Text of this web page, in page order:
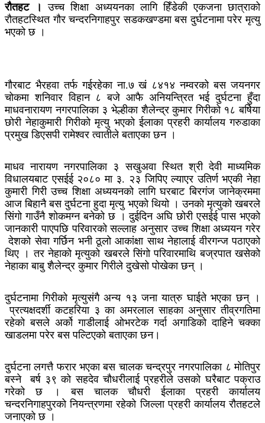
रौतहट । उच्च शिक्षा अध्ययनका लागि हिँडेकी एकजना छात्राको
रौतहटस्थित गौर चन्दरनिगाहपुर सडकखण्डमा बस दुर्घटनामा परेर मृत्यु
भएको छ ।
गौरबाट भैरहवा तर्फ गईरहेका ना.७ खं ८४१४ नम्वरको बस जयनगर
चोकमा शनिवार विहान ८ बजे आफै अनियन्त्रित भई दुर्घटना हुँदा
माधवनारायण नगरपालिका ३ भेल्हीका शैलेन्द्र कुमार गिरीको १८ बर्षिया
छोरी नेहाकुमारी गिरीको मृत्यु भएको ईलाका प्रहरी कार्यालय गरुडाका
प्रमुख डिएसपी रामेश्वर त्वातीले बताएका छन ।
माधव नारायण नगरपालिका ३ सखुअवा स्थित श्री देवी माध्यमिक
विधालयबाट एसईई २०८० मा ३. २३ जिपिए ल्याएर उतिर्ण भएकी नेहा
कुमारी गिरी उच्च शिक्षा अध्ययनको लागि घरबाट बिरगंज जानेक्रममा
आज बिहानै बस दुर्घटना हुदा मृत्यु भएको थियो । उनको मृत्युको खबरले
सिंगो गाउँनै शोकमग्न बनेको छ । दुईदिन अघि छोरी एसईई पास भएको
जानकारी पाएपछि परिवारको सल्लाह अनुसार उच्च शिक्षा अध्ययन गरेर
देशको सेवा गर्छिन भनी ठूलो आकांक्षा साथ नेहालाई वीरगन्ज पठाएको
थिए । तर नेहाको मृत्युको खबरले सिंगो परिवारमाथि बज्रपात खसेको
नेहाका बाबु शैलेन्द्र कुमार गिरीले दुखेसो पोखेका छन् ।
दुर्घटनामा गिरीको मृत्युसंगै अन्य १३ जना यात्रु घाईते भएका छन् ।
प्रत्यक्षदर्शी कटहरिया ३ का अमरलाल साहका अनुसार तीव्रगतिमा
रहेको बसले अर्को गाडीलाई ओभरटेक गर्दा अगाडिको दाहिने चक्का
खाडलमा परेर बस पल्टिएको बताएका छन।
दुर्घटना लगत्तै फरार भएका बस चालक चन्द्रपुर नगरपालिका ८ मोतिपुर
बस्ने बर्ष ३९ को सहदेव चौधरीलाई प्रहरीले उसको घरैबाट पक्राउ
गरेको छ । बस चालक चौधरी ईलाका प्रहरी कार्यालय
चन्दरनिगाहपुरको नियन्त्रणमा रहेको जिल्ला प्रहरी कार्यालय रौतहटले
जनाएको छ ।